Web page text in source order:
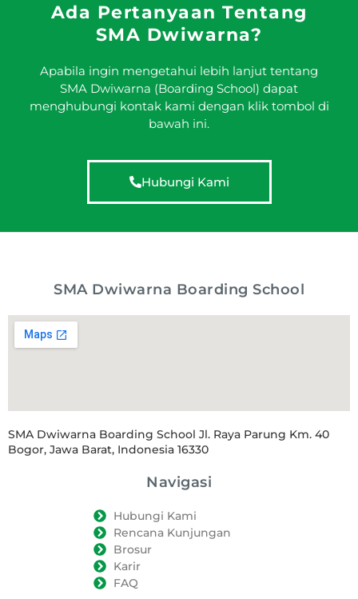
Ada Pertanyaan Tentang
SMA Dwiwarna?
Apabila ingin mengetahui lebih lanjut tentang
SMA Dwiwarna (Boarding School) dapat
menghubungi kontak kami dengan klik tombol di
bawah ini.
Hubungi Kami
SMA Dwiwarna Boarding School
SMA Dwiwarna Boarding School Jl. Raya Parung Km. 40
Bogor, Jawa Barat, Indonesia 16330
Navigasi
Hubungi Kami
Rencana Kunjungan
Brosur
Karir
FAQ